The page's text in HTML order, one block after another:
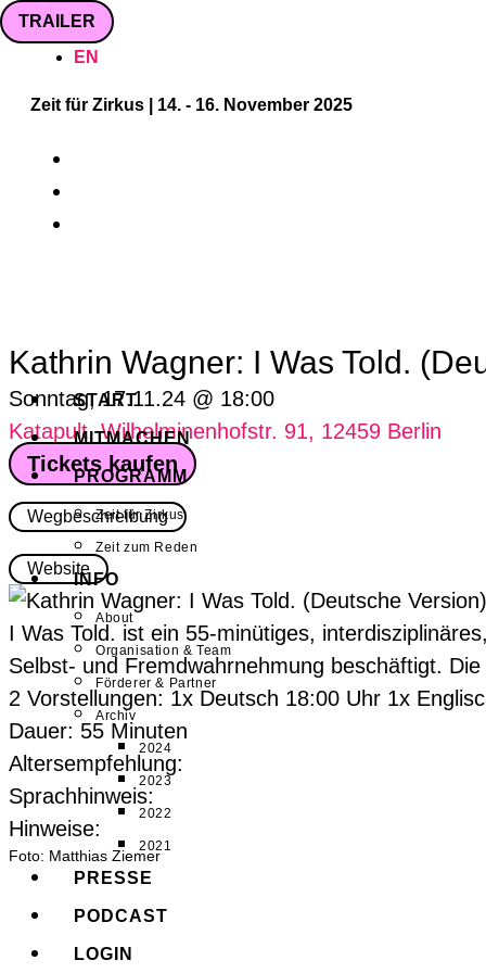
Zum
Inhalt
EN
Zeit für Zirkus | 14. - 16. November 2025
START
MITMACHEN
PROGRAMM
Zeit für Zirkus
Zeit zum Reden
INFO
About
Organisation & Team
Förderer & Partner
Archiv
2024
2023
2022
2021
PRESSE
PODCAST
LOGIN
Kathrin Wagner: I Was Told.
Sonntag, 17.11.24 @ 18:00
Katapult, Wilhelminenhofstr. 91, 12459 Berlin
Tickets kaufen
Wegbeschreibung
Website
I Was Told. ist ein 55-minütiges,
Selbst- und Fremdwahrnehmung beschäftigt.
2 Vorstellungen: 1x Deutsch 18:00 Uhr 1x
Dauer: 55 Minuten
Altersempfehlung:
Sprachhinweis:
Hinweise:
Foto: Matthias Ziemer